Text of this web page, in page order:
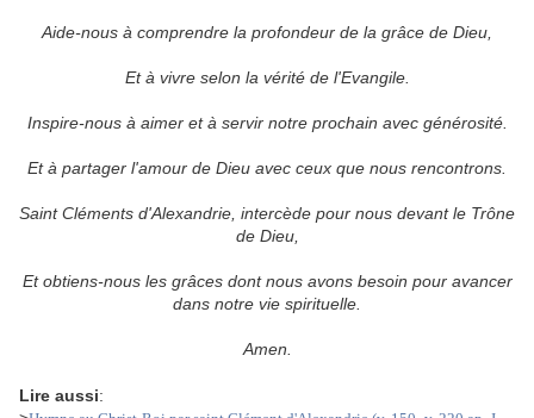
Aide-nous à comprendre la profondeur de la grâce de Dieu,
Et à vivre selon la vérité de l'Evangile.
Inspire-nous à aimer et à servir notre prochain avec générosité.
Et à partager l'amour de Dieu avec ceux que nous rencontrons.
Saint Cléments d'Alexandrie, intercède pour nous devant le Trône
de Dieu,
Et obtiens-nous les grâces dont nous avons besoin pour avancer
dans notre vie spirituelle.
Amen.
Lire aussi: